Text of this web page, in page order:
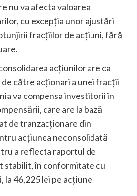
nu va afecta valoarea
cu excepția unor ajustări
fracțiilor de acțiuni, fără
acțiunilor are ca
către acționari a unei fracții
va compensa investitorii în
care are la bază
de tranzacționare din
acțiunea neconsolidată
a reflecta raportul de
stabilit, în conformitate cu
la 46,225 lei pe acțiune